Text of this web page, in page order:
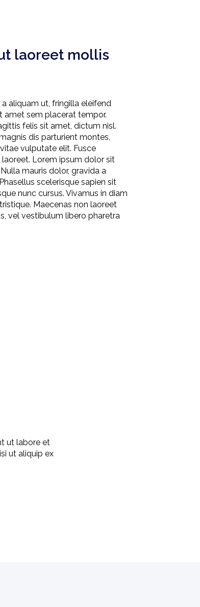
laoreet mollis
aliquam ut, fringilla eleifend
amet sem placerat tempor.
felis sit amet, dictum nisl.
dis parturient montes,
vulputate elit. Fusce
Lorem ipsum dolor sit
mauris dolor, gravida a
scelerisque sapien sit
nunc cursus. Vivamus in diam
Maecenas non laoreet
vel vestibulum libero pharetra
ut labore et
ut aliquip ex